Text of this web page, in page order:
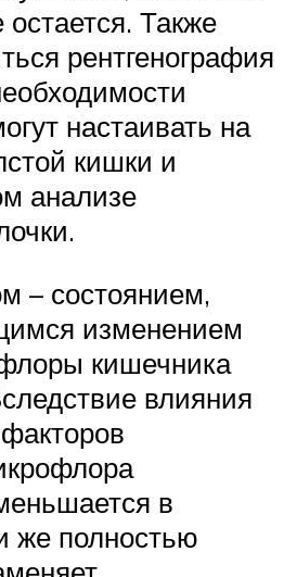
остается. Также
рентгенография
настаивать на
кишки и
анализе
– состоянием,
изменением
кишечника
влияния
в
же полностью